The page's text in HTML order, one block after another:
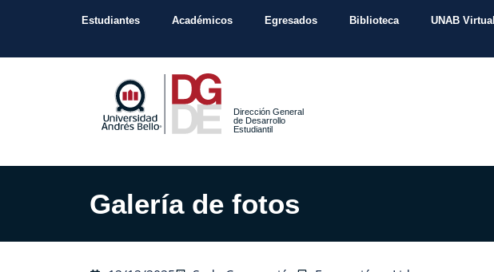
Estudiantes Académicos Egresados Biblioteca UNAB Virtual
Dirección General
de Desarrollo
Estudiantil
Galería de fotos